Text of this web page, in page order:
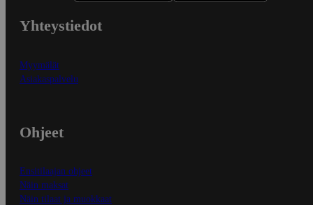
Yhteystiedot
Myymälät
Asiakaspalvelu
Ohjeet
Ensitilaajan ohjeet
Näin maksat
Näin tilaat ja muokkaat